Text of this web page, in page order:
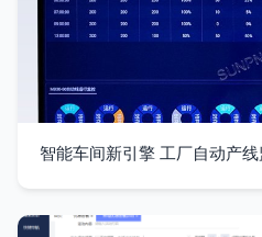
智能车间新引擎 工厂自动产